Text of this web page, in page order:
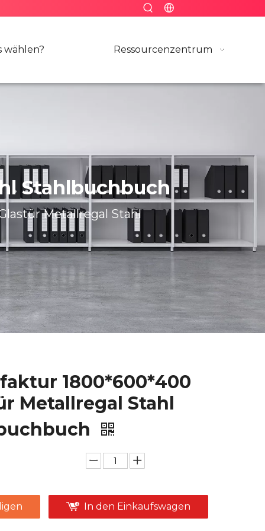
wählen? Ressourcenzentrum
Stahlbuchbuch
Metallregal Stahl
1800*600*400
Metallregal Stahl
In den Einkaufswagen